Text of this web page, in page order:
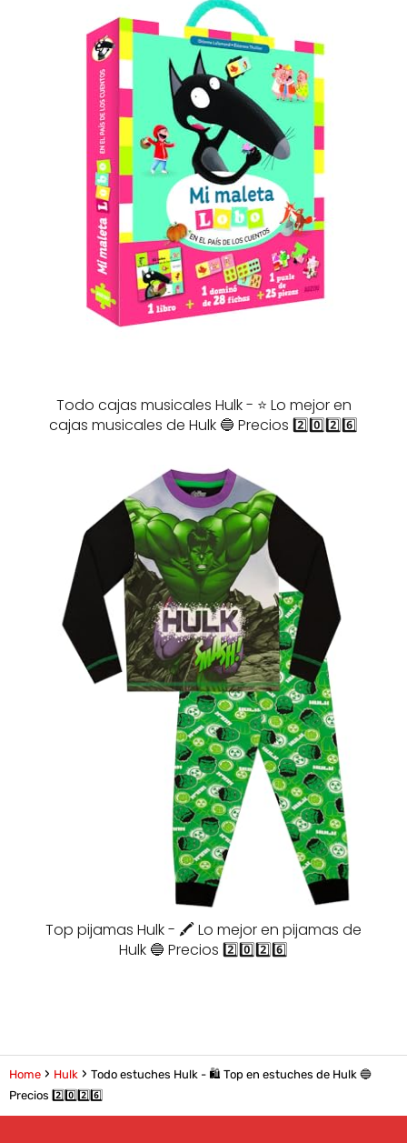
Todo cajas musicales Hulk - ⭐️ Lo mejor en
cajas musicales de Hulk 🔵 Precios 2️⃣0️⃣2️⃣6️⃣
Top pijamas Hulk - 🖍️ Lo mejor en pijamas de
Hulk 🔵 Precios 2️⃣0️⃣2️⃣6️⃣
Home Hulk
Todo estuches Hulk - 🛍️ Top en estuches de Hulk 🔵
Precios 2️⃣0️⃣2️⃣6️⃣